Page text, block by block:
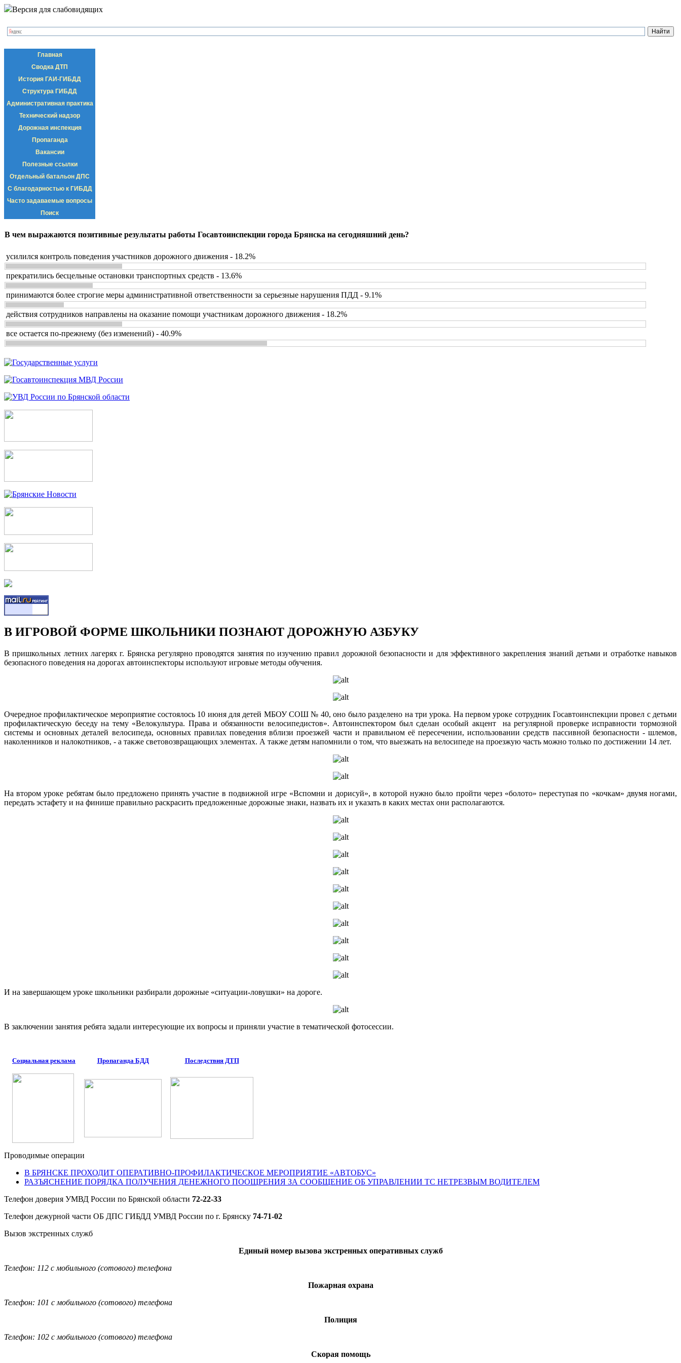
Версия для слабовидящих
Главная
Сводка ДТП
История ГАИ-ГИБДД
Структура ГИБДД
Административная практика
Технический надзор
Дорожная инспекция
Пропаганда
Вакансии
Полезные ссылки
Отдельный батальон ДПС
С благодарностью к ГИБДД
Часто задаваемые вопросы
Поиск
В чем выражаются позитивные результаты работы Госавтоинспекции города Брянска на сегодняшний день?
усилился контроль поведения участников дорожного движения - 18.2%
прекратились бесцельные остановки транспортных средств - 13.6%
принимаются более строгие меры административной ответственности за серьезные нарушения ПДД - 9.1%
действия сотрудников направлены на оказание помощи участникам дорожного движения - 18.2%
все остается по-прежнему (без изменений) - 40.9%
В ИГРОВОЙ ФОРМЕ ШКОЛЬНИКИ ПОЗНАЮТ ДОРОЖНУЮ АЗБУКУ
В пришкольных летних лагерях г. Брянска регулярно проводятся занятия по изучению правил дорожной безопасности и для эффективного закрепления знаний детьми и отработке навыков
безопасного поведения на дорогах автоинспекторы используют игровые методы обучения.
Очередное профилактическое мероприятие состоялось 10 июня для детей МБОУ СОШ № 40, оно было разделено на три урока. На первом уроке сотрудник Госавтоинспекции провел с детьми
профилактическую беседу на тему «Велокультура. Права и обязанности велосипедистов». Автоинспектором был сделан особый акцент на регулярной проверке исправности тормозной
системы и основных деталей велосипеда, основных правилах поведения вблизи проезжей части и правильном её пересечении, использовании средств пассивной безопасности - шлемов,
наколенников и налокотников, - а также световозвращающих элементах. А также детям напомнили о том, что выезжать на велосипеде на проезжую часть можно только по достижении 14 лет.
На втором уроке ребятам было предложено принять участие в подвижной игре «Вспомни и дорисуй», в которой нужно было пройти через «болото» переступая по «кочкам» двумя ногами,
передать эстафету и на финише правильно раскрасить предложенные дорожные знаки, назвать их и указать в каких местах они располагаются.
И на завершающем уроке школьники разбирали дорожные «ситуации-ловушки» на дороге.
В заключении занятия ребята задали интересующие их вопросы и приняли участие в тематической фотосессии.
Социальная реклама Пропаганда БДД Последствия ДТП
Проводимые операции
В БРЯНСКЕ ПРОХОДИТ ОПЕРАТИВНО-ПРОФИЛАКТИЧЕСКОЕ МЕРОПРИЯТИЕ «АВТОБУС»
РАЗЪЯСНЕНИЕ ПОРЯДКА ПОЛУЧЕНИЯ ДЕНЕЖНОГО ПООЩРЕНИЯ ЗА СООБЩЕНИЕ ОБ УПРАВЛЕНИИ ТС НЕТРЕЗВЫМ ВОДИТЕЛЕМ
Телефон доверия УМВД России по Брянской области 72-22-33
Телефон дежурной части ОБ ДПС ГИБДД УМВД России по г. Брянску 74-71-02
Вызов экстренных служб
Единый номер вызова экстренных оперативных служб
Телефон: 112 с мобильного (сотового) телефона
Пожарная охрана
Телефон: 101 с мобильного (сотового) телефона
Полиция
Телефон: 102 с мобильного (сотового) телефона
Скорая помощь